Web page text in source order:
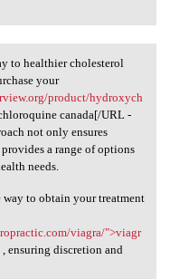
to
to healthier cholesterol
your
product/hydroxych
canada[/URL -
not only ensures
a range of options
needs.
way to obtain your treatment
viagra/">viagr
ensuring discretion and